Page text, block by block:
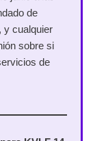
de
y cualquier
sobre si
de